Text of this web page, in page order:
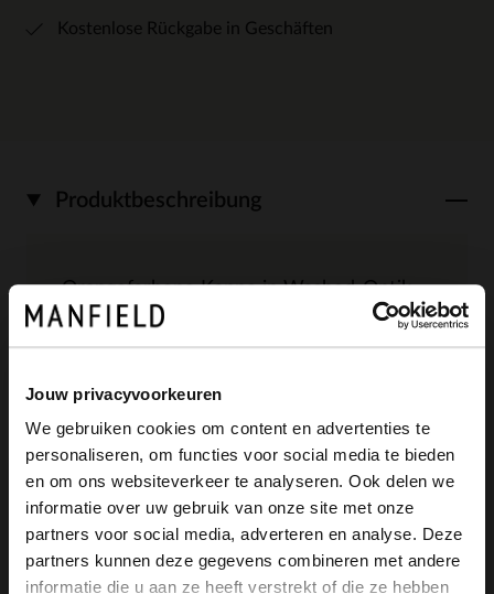
Jouw privacyvoorkeuren
We gebruiken cookies om content en advertenties te
personaliseren, om functies voor social media te bieden
en om ons websiteverkeer te analyseren. Ook delen we
informatie over uw gebruik van onze site met onze
partners voor social media, adverteren en analyse. Deze
partners kunnen deze gegevens combineren met andere
informatie die u aan ze heeft verstrekt of die ze hebben
Kostenlose Rückgabe in Geschäften
Produktbeschreibung
Orangefarbene Kappe in Washed-Optik
der Marke Manfield. Durchmesser: 20
Produktdetails
Lieferung & Rücksendung
×
View this website in English?
It looks like your language isn't Dutch. Would
you like to switch to English?